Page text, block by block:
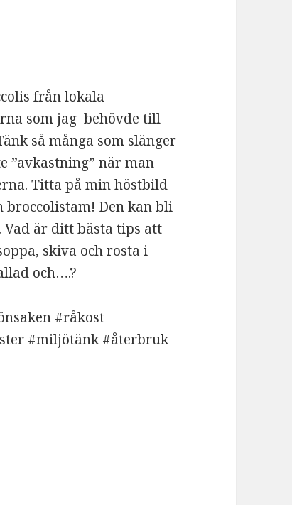
från lokala
som jag behövde till
så många som slänger
”avkastning” när man
Titta på min höstbild
Den kan bli
Vad är ditt bästa tips att
skiva och rosta i
och….?
#råkost
#miljötänk #återbruk